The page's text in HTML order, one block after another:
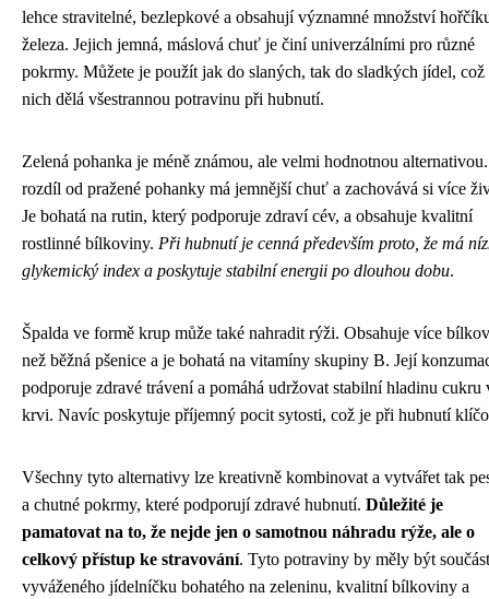
lehce stravitelné, bezlepkové a obsahují významné množství
železa. Jejich jemná, máslová chuť je činí univerzálními pro různé
pokrmy. Můžete je použít jak do slaných, tak do sladkých jídel, což
nich dělá všestrannou potravinu při hubnutí.
Zelená pohanka je méně známou, ale velmi hodnotnou
rozdíl od pražené pohanky má jemnější chuť a zachovává si více
Je bohatá na rutin, který podporuje zdraví cév, a obsahuje kvalitní
rostlinné bílkoviny. Při hubnutí je cenná především proto, že má
glykemický index a poskytuje stabilní energii po dlouhou dobu.
Špalda ve formě krup může také nahradit rýži. Obsahuje více
než běžná pšenice a je bohatá na vitamíny skupiny B. Její
podporuje zdravé trávení a pomáhá udržovat stabilní hladinu cukru
krvi. Navíc poskytuje příjemný pocit sytosti, což je při hubnutí
Všechny tyto alternativy lze kreativně kombinovat a vytvářet tak
a chutné pokrmy, které podporují zdravé hubnutí. Důležité je
pamatovat na to, že nejde jen o samotnou náhradu rýže, ale o
celkový přístup ke stravování. Tyto potraviny by měly být
vyváženého jídelníčku bohatého na zeleninu, kvalitní bílkoviny a